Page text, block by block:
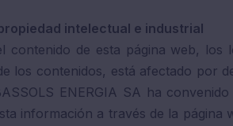
intelectual e industrial
contenido de esta página web,
los contenidos, está afectado por
ENERGIA SA ha
información a través de la página